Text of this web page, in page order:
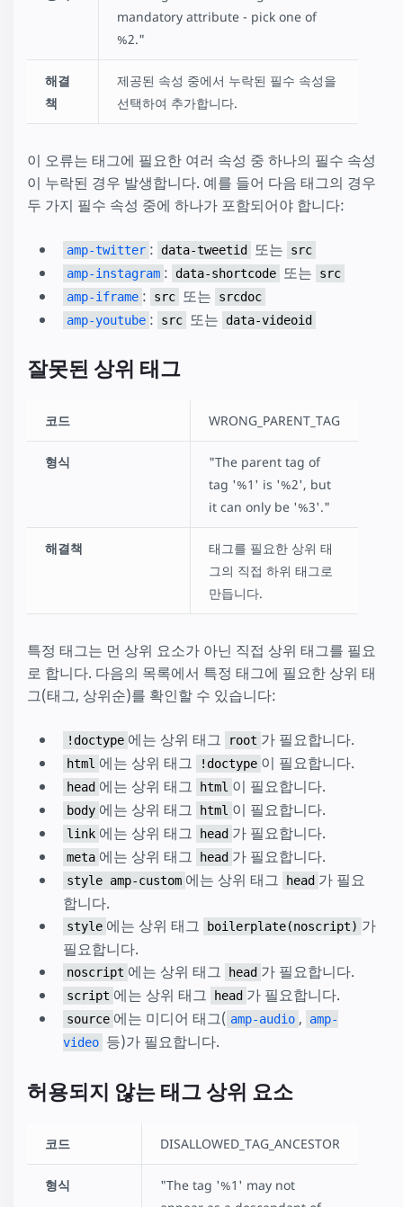
mandatory attribute - pick one of
%2."
해결
책
제공된 속성 중에서 누락된 필수 속성을
선택하여 추가합니다.
이 오류는 태그에 필요한 여러 속성 중 하나의 필수 속성
이 누락된 경우 발생합니다. 예를 들어 다음 태그의 경우
두 가지 필수 속성 중에 하나가 포함되어야 합니다:
amp-twitter : data-tweetid 또는
src
amp-instagram : data-shortcode 또는
src
amp-iframe : src 또는
srcdoc
amp-youtube : src 또는 data-videoid
잘못된 상위 태그
코드 WRONG_PARENT_TAG
형식
"The parent tag of
tag '%1' is '%2', but
it can only be '%3'."
해결책
태그를 필요한 상위 태
그의 직접 하위 태그로
만듭니다.
특정 태그는 먼 상위 요소가 아닌 직접 상위 태그를 필요
로 합니다. 다음의 목록에서 특정 태그에 필요한 상위 태
그(태그, 상위순)를 확인할 수 있습니다:
!doctype 에는 상위 태그 root 가 필요합니다.
html 에는 상위 태그 !doctype 이 필요합니다.
head 에는 상위 태그 html 이 필요합니다.
body 에는 상위 태그 html 이 필요합니다.
link 에는 상위 태그 head 가 필요합니다.
meta 에는 상위 태그 head 가 필요합니다.
style amp-custom 에는 상위 태그 head 가 필요
합니다.
style 에는 상위 태그 boilerplate(noscript) 가
필요합니다.
noscript 에는 상위 태그 head 가 필요합니다.
script 에는 상위 태그 head 가 필요합니다.
source 에는 미디어 태그( amp-audio ,
amp-
video 등)가 필요합니다.
허용되지 않는 태그 상위 요소
코드 DISALLOWED_TAG_ANCESTOR
형식
"The tag '%1' may not